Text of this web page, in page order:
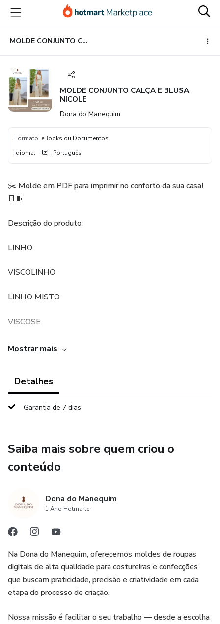
para
conteúdo
principal
para
pagamento
para
rodapé
MOLDE CONJUNTO CALÇA E BLUSA NICOLE
MOLDE CONJUNTO CALÇA E BLUSA
NICOLE
Dona do Manequim
Formato: eBooks ou Documentos
Idioma: Português
✂️ Molde em PDF para imprimir no conforto da sua casa!
👖🧵
Descrição do produto:
LINHO
VISCOLINHO
LINHO MISTO
VISCOSE
2,50 CM PARA O TAMANHO P
⚠️ Este produto é um molde digital, não a peça de roupa
pronta.
qualidade profissional!
🚫 Proibida a revenda deste produto, dentro ou fora da
Mostrar mais
Detalhes
Garantia de 7 dias
Saiba mais sobre quem criou o
conteúdo
Dona do Manequim
1 Ano Hotmarter
Na Dona do Manequim, oferecemos moldes de roupas
digitais de alta qualidade para costureiras e confecções
que buscam praticidade, precisão e criatividade em cada
etapa do processo de criação.
Nossa missão é facilitar o seu trabalho — desde a escolha